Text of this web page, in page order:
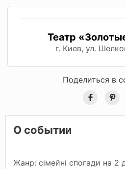
Театр
г. Киев, ул.
Поделиться в
О событии
Жанр: сімейні спогади на 2